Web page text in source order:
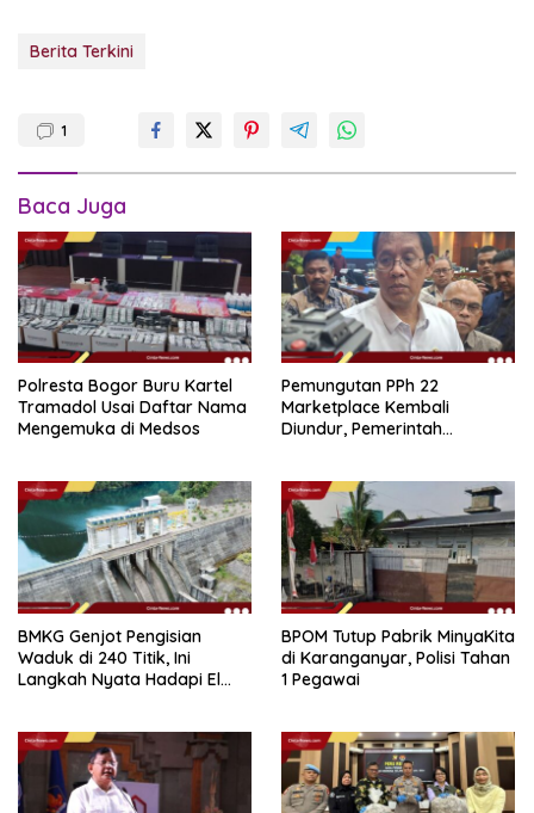
Berita Terkini
1
Baca Juga
Polresta Bogor Buru Kartel
Tramadol Usai Daftar Nama
Mengemuka di Medsos
Pemungutan PPh 22
Marketplace Kembali
Diundur, Pemerintah
BMKG Genjot Pengisian
Waduk di 240 Titik, Ini
Langkah Nyata Hadapi El
BPOM Tutup Pabrik MinyaKita
di Karanganyar, Polisi Tahan
1 Pegawai